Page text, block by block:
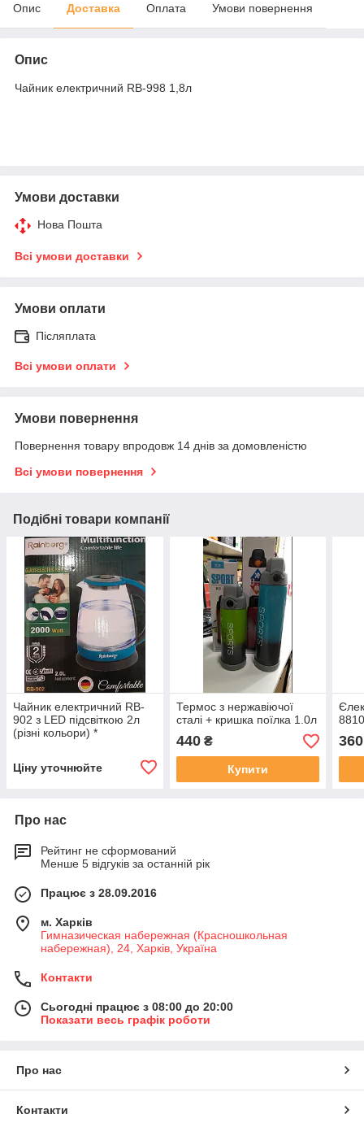
Опис Доставка Оплата Умови повернення
Опис
Чайник електричний RB-998 1,8л
Умови доставки
Нова Пошта
Всі умови доставки
Умови оплати
Післяплата
Всі умови оплати
Умови повернення
Повернення товару впродовж 14 днів за домовленістю
Всі умови повернення
Подібні товари компанії
Чайник електричний RB-
902 з LED підсвіткою 2л
(різні кольори) *
Ціну уточнюйте
Термос з нержавіючої
сталі + кришка поїлка 1.0л
440₴
Купити
360
Про нас
Рейтинг не сформований
Менше 5 відгуків за останній рік
Працює з 28.09.2016
м. Харків
Гимназическая набережная (Красношкольная
набережная), 24, Харків, Україна
Контакти
Сьогодні працює з 08:00 до 20:00
Показати весь графік роботи
Про нас
Контакти